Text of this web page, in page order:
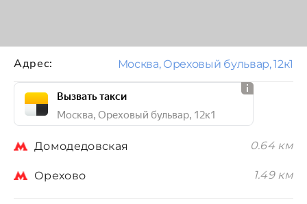
Адрес: Москва, Ореховый бульвар, 12к1
Вызвать такси
Москва, Ореховый бульвар, 12к1
Домодедовская 0.64 км
Орехово 1.49 км